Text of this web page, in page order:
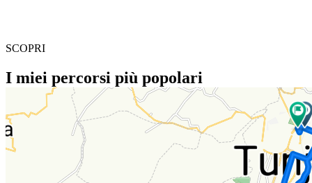
SCOPRI
I miei percorsi più popolari